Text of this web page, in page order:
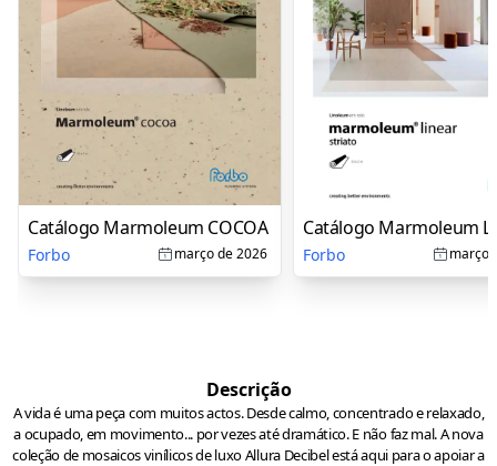
Catálogo Marmoleum COCOA
Forbo março de 2026
Catálogo Marmoleum
Forbo março
Descrição
A vida é uma peça com muitos actos. Desde calmo, concentrado e relaxado,
a ocupado, em movimento... por vezes até dramático. E não faz mal. A nova
coleção de mosaicos vinílicos de luxo Allura Decibel está aqui para o apoiar a